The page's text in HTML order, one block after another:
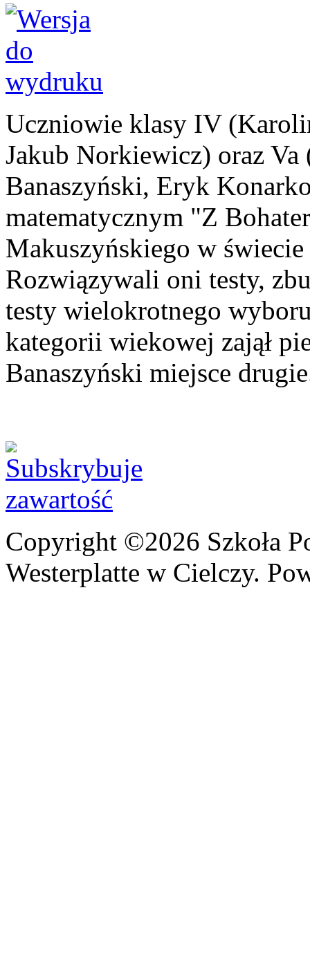
Uczniowie klasy IV
Jakub Norkiewicz) oraz
Banaszyński, Eryk
matematycznym "Z
Makuszyńskiego w
Rozwiązywali oni testy,
testy wielokrotnego
kategorii wiekowej zajął
Banaszyński miejsce
Copyright ©2026 Szkoła
Westerplatte w Cielczy.